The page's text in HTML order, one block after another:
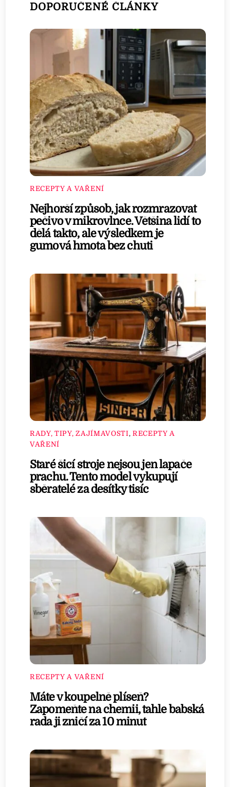
DOPORUČENÉ ČLÁNKY
RECEPTY A VAŘENÍ
Nejhorší způsob, jak rozmrazovat
pečivo v mikrovlnce. Většina lidí to
dělá takto, ale výsledkem je
gumová hmota bez chuti
RADY, TIPY, ZAJÍMAVOSTI, RECEPTY A
VAŘENÍ
Staré šicí stroje nejsou jen lapače
prachu. Tento model vykupují
sběratelé za desítky tisíc
RECEPTY A VAŘENÍ
Máte v koupelně plíseň?
Zapomeňte na chemii, tahle babská
rada ji zničí za 10 minut